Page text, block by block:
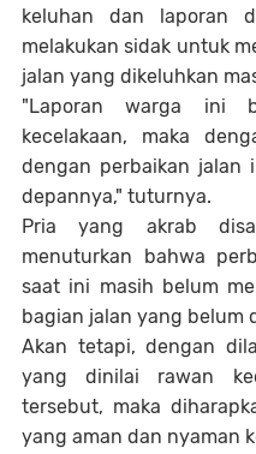
keluhan dan laporan
melakukan sidak untuk
jalan yang dikeluhkan
"Laporan warga ini
kecelakaan, maka
dengan perbaikan jalan
depannya," tuturnya.
Pria yang akrab
menuturkan bahwa
saat ini masih belum
bagian jalan yang belum
Akan tetapi, dengan
yang dinilai rawan
tersebut, maka
yang aman dan nyaman